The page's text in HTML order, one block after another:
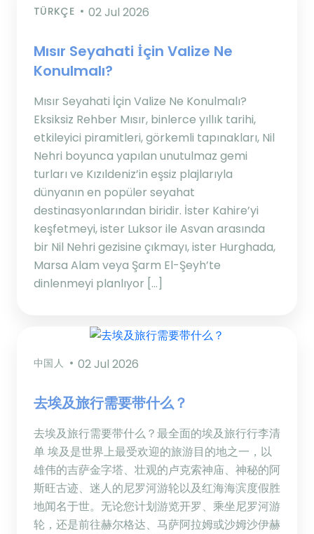
TÜRKÇE 02 Jul 2026
Mısır Seyahati İçin Valize Ne
Konulmalı?
Mısır Seyahati İçin Valize Ne Konulmalı?
Eksiksiz Rehber Mısır, binlerce yıllık tarihi,
etkileyici piramitleri, görkemli tapınakları, Nil
Nehri boyunca yapılan unutulmaz gemi
turları ve Kızıldeniz’in eşsiz plajlarıyla
dünyanın en popüler seyahat
destinasyonlarından biridir. İster Kahire’yi
keşfetmeyi, ister Luksor ile Asvan arasında
bir Nil Nehri gezisine çıkmayı, ister Hurghada,
Marsa Alam veya Şarm El-Şeyh’te
dinlenmeyi planlıyor […]
中国人 02 Jul 2026
去埃及旅行需要带什么？
去埃及旅行需要带什么？最全面的埃及旅行行李清
单 埃及是世界上最受欢迎的旅游目的地之一，以
雄伟的吉萨金字塔、壮观的卢克索神庙、神秘的阿
斯旺古迹、迷人的尼罗河游轮以及红海海滨度假胜
地闻名于世。无论您计划游览开罗、乘坐尼罗河游
轮，还是前往赫尔格达、马萨阿拉姆或沙姆沙伊赫